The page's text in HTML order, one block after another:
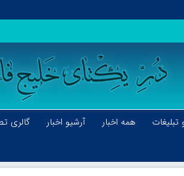
همه اخبار آرشیو اخبار گالری